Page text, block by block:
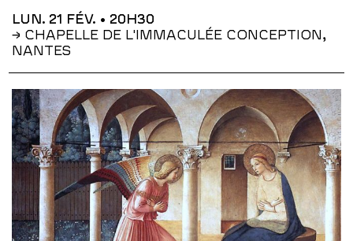
LUN. 21 FÉV. • 20H30
→ CHAPELLE DE L'IMMACULÉE CONCEPTION,
NANTES